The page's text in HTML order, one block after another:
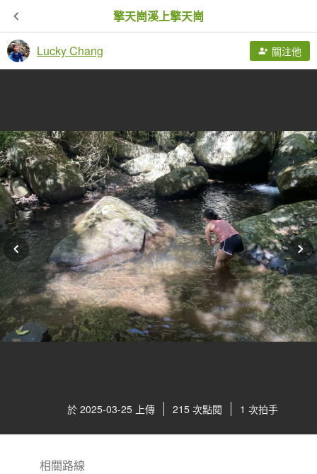
擎天崗溪上擎天崗
Lucky Chang 關注他
於 2025-03-25 上傳 215 次點閱 1 次拍手
相關路線